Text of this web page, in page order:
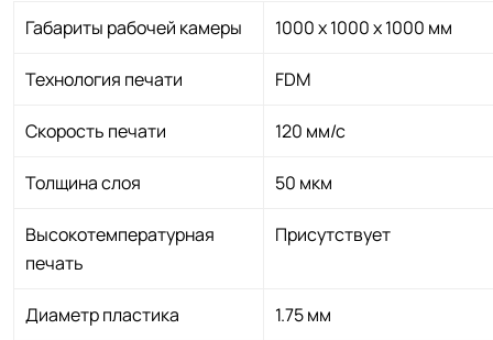
Габариты рабочей камеры
1000 х 1000 х 1000 мм
Технология печати FDM
Скорость печати 120 мм/с
Толщина слоя 50 мкм
Высокотемпературная
печать
Присутствует
Диаметр пластика 1.75 мм